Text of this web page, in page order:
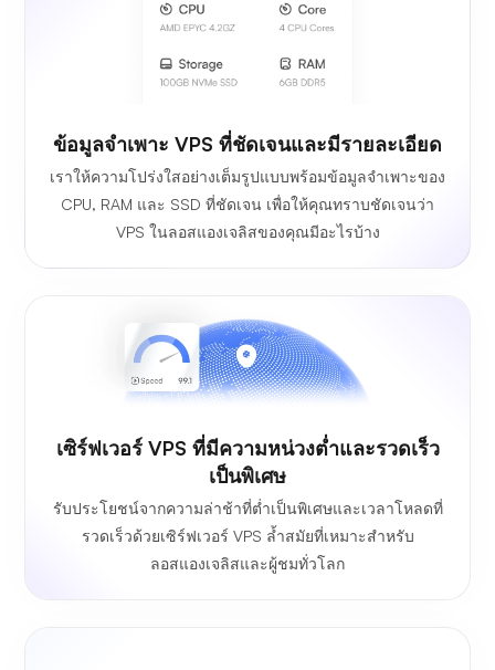
ข้อมูลจำเพาะ VPS ที่ชัดเจนและมีรายละเอียด
เราให้ความโปร่งใสอย่างเต็มรูปแบบพร้อมข้อมูลจำเพาะของ
CPU, RAM และ SSD ที่ชัดเจน เพื่อให้คุณทราบชัดเจนว่า
VPS ในลอสแองเจลิสของคุณมีอะไรบ้าง
เซิร์ฟเวอร์ VPS ที่มีความหน่วงต่ำและรวดเร็ว
เป็นพิเศษ
รับประโยชน์จากความล่าช้าที่ต่ำเป็นพิเศษและเวลาโหลดที่
รวดเร็วด้วยเซิร์ฟเวอร์ VPS ล้ำสมัยที่เหมาะสำหรับ
ลอสแองเจลิสและผู้ชมทั่วโลก